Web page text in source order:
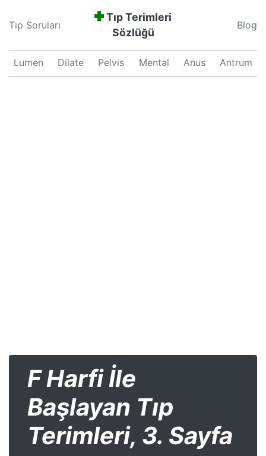
Tıp Soruları
Tıp Terimleri
Sözlüğü
Blog
Lumen Dilate Pelvis Mental Anus
Antrum
F Harfi İle
Başlayan Tıp
Terimleri, 3. Sayfa